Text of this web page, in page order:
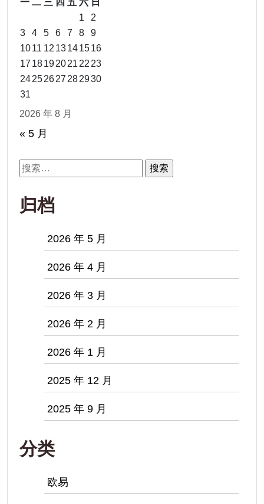
2026 年 8 月
一 二 三 四 五 六 日
1
2
3
4 5 6 7 8
9
1011 12 13141516
17 18192021 22 23
24252627 282930
31
« 5 月
搜
索：
归档
2026 年 5 月
2026 年 4 月
2026 年 3 月
2026 年 2 月
2026 年 1 月
2025 年 12 月
2025 年 9 月
分类
欧易